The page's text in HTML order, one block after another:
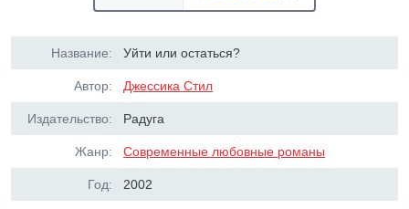
Название: Уйти или остаться?
Автор: Джессика Стил
Издательство: Радуга
Жанр: Современные любовные романы
Год: 2002